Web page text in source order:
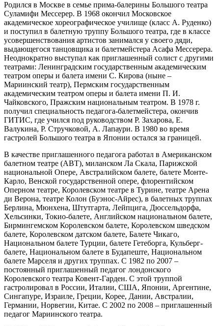
Родился в Москве в семье прима-балерины Большого театра
Суламифи Мессерер. В 1968 окончил Московское
академическое хореографическое училище (класс А. Руденко)
и поступил в балетную труппу Большого театра, где в классе
усовершенствования артистов занимался у своего дяди,
выдающегося танцовщика и балетмейстера Асафа Мессерера.
Неоднократно выступал как приглашенный солист с другими
театрами: Ленинградским государственным академическим
театром оперы и балета имени С. Кирова (ныне –
Мариинский театр), Пермским государственным
академическим театром оперы и балета имени П. И.
Чайковского, Пражским национальным театром. В 1978 г.
получил специальность педагога-балетмейстера, окончив
ГИТИС, где учился под руководством Р. Захарова, Е.
Валукина, Р. Стручковой, А. Лапаури. В 1980 во время
гастролей Большого театра в Японии остался за границей.
В качестве приглашенного педагога работал в Американском
балетном театре (ABT), миланском Ла Скала, Парижской
национальной Опере, Австралийском балете, балете Монте-
Карло, Венской государственной опере, флорентийском
Оперном театре, Королевском театре в Турине, театре Арена
ди Верона, театре Колон (Буэнос-Айрес), в балетных труппах
Берлина, Мюнхена, Штутгарта, Лейпцига, Дюссельдорфа,
Хельсинки, Токио-балете, Английском национальном балете,
Бирмингемском Королевском балете, Королевском шведском
балете, Королевском датском балете, Балете Чикаго,
Национальном балете Турции, балете Гетеборга, Кульберг-
балете, Национальном балете в Будапеште, Национальном
балете Марселя и других труппах. С 1982 по 2007 –
постоянный приглашенный педагог лондонского
Королевского театра Ковент-Гарден. С этой труппой
гастролировал в России, Италии, США, Японии, Аргентине,
Сингапуре, Израиле, Греции, Корее, Дании, Австралии,
Германии, Норвегии, Китае. С 2002 по 2008 – приглашенный
педагог Мариинского театра.